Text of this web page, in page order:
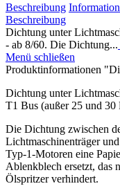
Beschreibung
Beschreibung
Dichtung unter
- ab 8/60. Die Dichtung...
Menü schließen
Produktinformationen
Dichtung unter
T1 Bus (außer 25 und 30
Die Dichtung zwischen
Lichtmaschinenträger
Typ-1-Motoren eine
Ablenkblech ersetzt, das
Ölspritzer verhindert.